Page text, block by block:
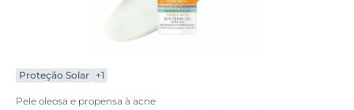
Proteção Solar +1
Pele oleosa e propensa à acne